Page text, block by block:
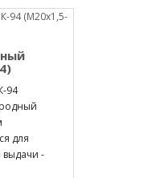
94
для
-